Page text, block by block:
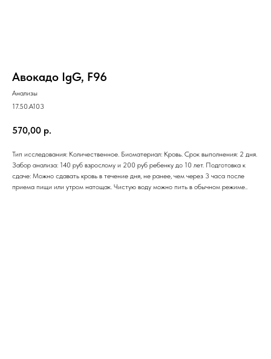
Авокадо IgG, F96
Анализы
17.50.A103
570,00 р.
Тип исследования: Количественное. Биоматериал: Кровь. Срок выполнения: 2 дня.
Забор анализа: 140 руб взрослому и 200 руб ребенку до 10 лет. Подготовка к
сдаче: Можно сдавать кровь в течение дня, не ранее, чем через 3 часа после
приема пищи или утром натощак. Чистую воду можно пить в обычном режиме..